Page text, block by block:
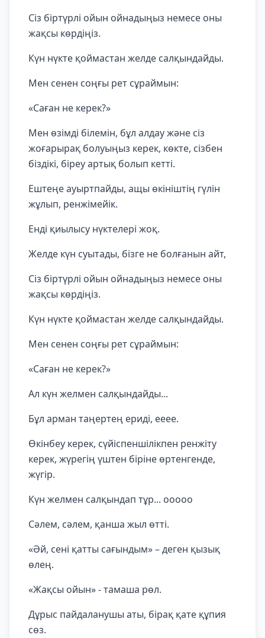
Сіз біртүрлі ойын ойнадыңыз немесе оны
жақсы көрдіңіз.
Күн нүкте қоймастан желде салқындайды.
Мен сенен соңғы рет сұраймын:
«Саған не керек?»
Мен өзімді білемін, бұл алдау және сіз
жоғарырақ болуыңыз керек, көкте, сізбен
біздікі, біреу артық болып кетті.
Ештеңе ауыртпайды, ащы өкініштің гүлін
жұлып, ренжімейік.
Енді қиылысу нүктелері жоқ.
Желде күн суытады, бізге не болғанын айт,
Сіз біртүрлі ойын ойнадыңыз немесе оны
жақсы көрдіңіз.
Күн нүкте қоймастан желде салқындайды.
Мен сенен соңғы рет сұраймын:
«Саған не керек?»
Ал күн желмен салқындайды...
Бұл арман таңертең ериді, ееее.
Өкінбеу керек, сүйіспеншілікпен ренжіту
керек, жүрегің үштен біріне өртенгенде,
жүгір.
Күн желмен салқындап тұр... ооооо
Сәлем, сәлем, қанша жыл өтті.
«Әй, сені қатты сағындым» – деген қызық
өлең.
«Жақсы ойын» - тамаша рөл.
Дұрыс пайдаланушы аты, бірақ қате құпия
сөз.